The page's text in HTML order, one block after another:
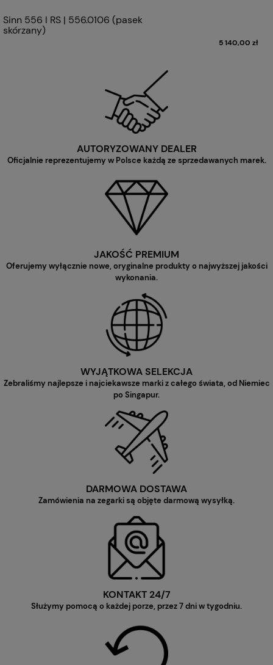
Sinn 556 I RS | 556.0106 (pasek
skórzany)
5 140,00 zł
AUTORYZOWANY DEALER
Oficjalnie reprezentujemy w Polsce każdą ze sprzedawanych marek.
JAKOŚĆ PREMIUM
Oferujemy wyłącznie nowe, oryginalne produkty o najwyższej jakości
wykonania.
WYJĄTKOWA SELEKCJA
Zebraliśmy najlepsze i najciekawsze marki z całego świata, od Niemiec
po Singapur.
DARMOWA DOSTAWA
Zamówienia na zegarki są objęte darmową wysyłką.
KONTAKT 24/7
Służymy pomocą o każdej porze, przez 7 dni w tygodniu.